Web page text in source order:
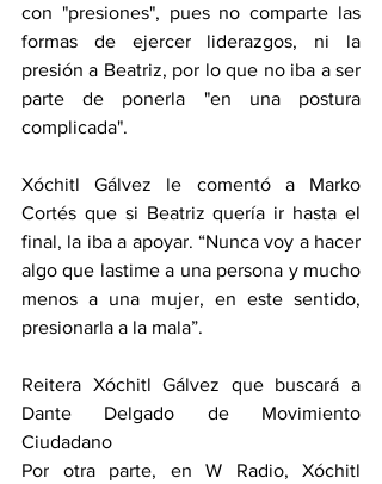
con "presiones", pues no comparte las
formas de ejercer liderazgos, ni la
presión a Beatriz, por lo que no iba a ser
parte de ponerla "en una postura
complicada".
Xóchitl Gálvez le comentó a Marko
Cortés que si Beatriz quería ir hasta el
final, la iba a apoyar. “Nunca voy a hacer
algo que lastime a una persona y mucho
menos a una mujer, en este sentido,
presionarla a la mala”.
Reitera Xóchitl Gálvez que buscará a
Dante Delgado de Movimiento
Ciudadano
Por otra parte, en W Radio, Xóchitl